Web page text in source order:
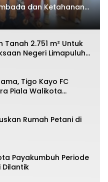
dan Ketahanan
50 Kota
Tanah 2.751 m² Untuk
Negeri Limapuluh
Tigo Kayo FC
Piala Walikota
Rumah Petani di
Payakumbuh Periode
Dilantik